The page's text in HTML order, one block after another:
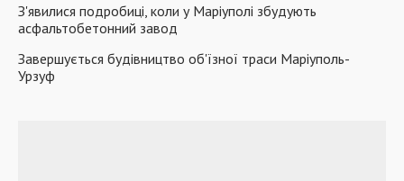
З'явилися подробиці, коли у Маріуполі збудують
асфальтобетонний завод
Завершується будівництво об'їзної траси Маріуполь-
Урзуф